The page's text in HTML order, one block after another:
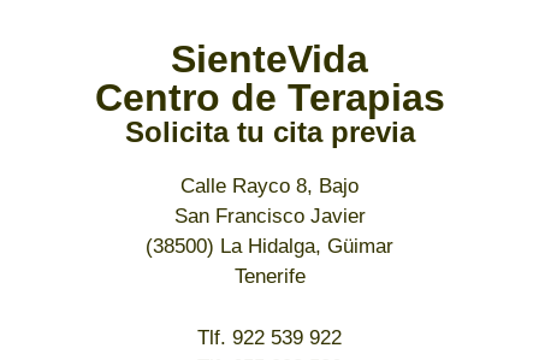
SienteVida
Centro de Terapias
Solicita tu cita previa
Calle Rayco 8, Bajo
San Francisco Javier
(38500) La Hidalga, Güimar
Tenerife
Tlf. 922 539 922